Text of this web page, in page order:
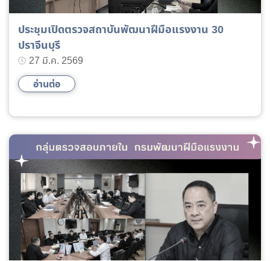
ประชุมเปิดตรวจสถาบันพัฒนาฝีมือแรงงาน 30
ปราจีนบุรี
27 มี.ค. 2569
อ่านต่อ